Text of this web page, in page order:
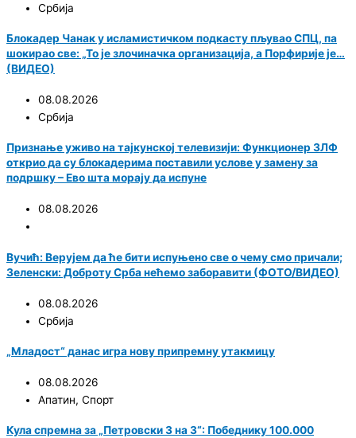
Србија
Блокадер Чанак у исламистичком подкасту пљувао СПЦ, па
шокирао све: „То је злочиначка организација, а Порфирије је…
(ВИДЕО)
08.08.2026
Србија
Признање уживо на тајкунској телевизији: Функционер ЗЛФ
открио да су блокадерима поставили услове у замену за
подршку – Ево шта морају да испуне
08.08.2026
Вучић: Верујем да ће бити испуњено све о чему смо причали;
Зеленски: Доброту Срба нећемо заборавити (ФОТО/ВИДЕО)
08.08.2026
Србија
„Младост“ данас игра нову припремну утакмицу
08.08.2026
Апатин, Спорт
Кула спремна за „Петровски 3 на 3“: Победнику 100.000